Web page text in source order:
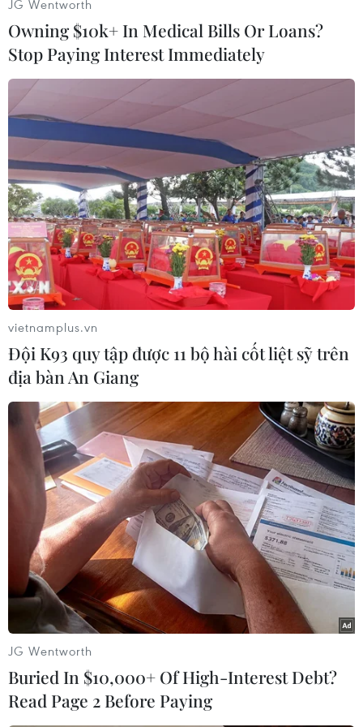
#G-Power #BMW #Độ xe #Động cơ #Công suất
Theo dõi VietnamPlus
JG Wentworth
Owning $10k+ In Medical Bills Or Loans?
Stop Paying Interest Immediately
vietnamplus.vn
Đội K93 quy tập được 11 bộ hài cốt liệt sỹ trên
địa bàn An Giang
JG Wentworth
Buried In $10,000+ Of High-Interest Debt?
Read Page 2 Before Paying